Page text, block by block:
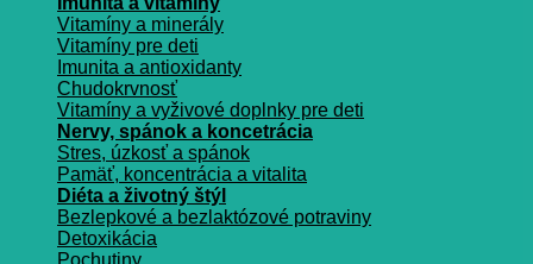
Vitamíny a minerály
Vitamíny pre deti
Imunita a antioxidanty
Chudokrvnosť
Vitamíny a vyživové doplnky pre deti
Nervy, spánok a koncetrácia
Stres, úzkosť a spánok
Pamäť, koncentrácia a vitalita
Diéta a životný štýl
Bezlepkové a bezlaktózové potraviny
Detoxikácia
Pochutiny